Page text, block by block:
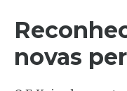
novas